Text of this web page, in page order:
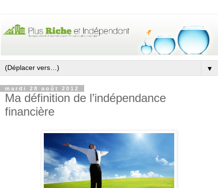
▼
mardi 28 août 2012
Ma définition de l’indépendance
financière